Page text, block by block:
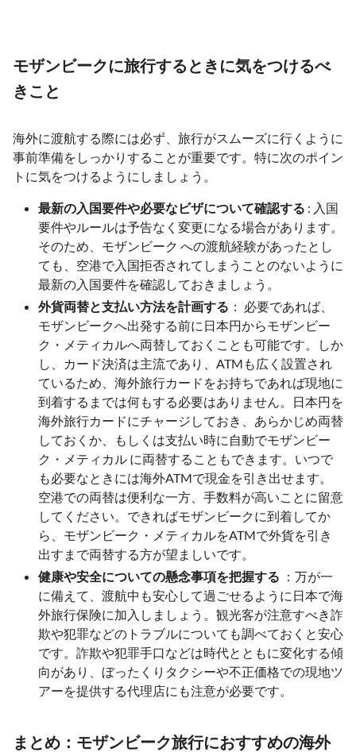
モザンビークに旅行するときに気をつけるべ
きこと
海外に渡航する際には必ず、旅行がスムーズに行くように
事前準備をしっかりすることが重要です。特に次のポイン
トに気をつけるようにしましょう。
最新の入国要件や必要なビザについて確認する : 入国
要件やルールは予告なく変更になる場合があります。
そのため、モザンビーク への渡航経験があったとし
ても、空港で入国拒否されてしまうことのないように
最新の入国要件を確認しておきましょう。
外貨両替と支払い方法を計画する ： 必要であれば、
モザンビークへ出発する前に日本円からモザンビー
ク・メティカルへ両替しておくことも可能です。しか
し、カード決済は主流であり、ATMも広く設置され
ているため、海外旅行カードをお持ちであれば現地に
到着するまでは何もする必要はありません。日本円を
海外旅行カードにチャージしておき、あらかじめ両替
しておくか、もしくは支払い時に自動でモザンビー
ク・メティカル に両替することもできます。いつで
も必要なときには海外ATMで現金を引き出せます。
空港での両替は便利な一方、手数料が高いことに留意
してください。できればモザンビークに到着してか
ら、モザンビーク・メティカルをATMで外貨を引き
出すまで両替する方が望ましいです。
健康や安全についての懸念事項を把握する ：万が一
に備えて、渡航中も安心して過ごせるように日本で海
外旅行保険に加入しましょう。観光客が注意すべき詐
欺や犯罪などのトラブルについても調べておくと安心
です。詐欺や犯罪手口などは時代とともに変化する傾
向があり、ぼったくりタクシーや不正価格での現地ツ
アーを提供する代理店にも注意が必要です。
まとめ：モザンビーク旅行におすすめの海外